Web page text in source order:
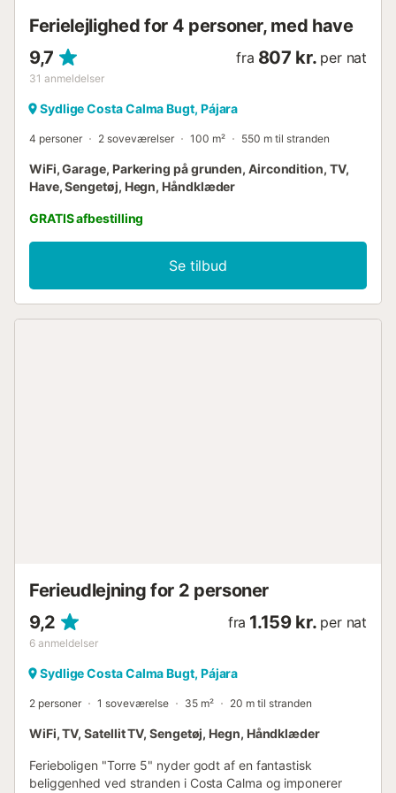
Ferielejlighed for 4 personer, med have
9,7
31 anmeldelser
fra 807 kr. per nat
Sydlige Costa Calma Bugt, Pájara
4 personer 2 soveværelser 100 m² 550 m til stranden
WiFi, Garage, Parkering på grunden, Aircondition, TV,
Have, Sengetøj, Hegn, Håndklæder
GRATIS afbestilling
Se tilbud
Ferieudlejning for 2 personer
9,2
6 anmeldelser
fra 1.159 kr. per nat
Sydlige Costa Calma Bugt, Pájara
2 personer 1 soveværelse 35 m² 20 m til stranden
WiFi, TV, Satellit TV, Sengetøj, Hegn, Håndklæder
Ferieboligen "Torre 5" nyder godt af en fantastisk
beliggenhed ved stranden i Costa Calma og imponerer